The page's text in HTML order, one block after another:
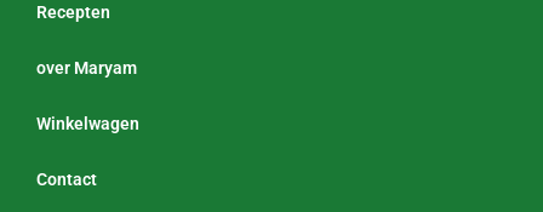
Recepten
over Maryam
Winkelwagen
Contact